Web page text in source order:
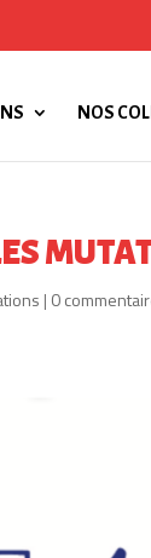
NOS
| 0